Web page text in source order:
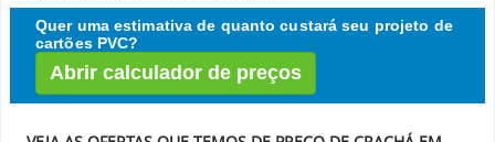
Quer uma estimativa de quanto custará seu projeto de
cartões PVC?
Abrir calculador de preços